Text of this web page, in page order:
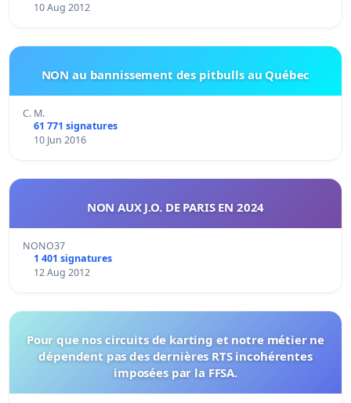
10 Aug 2012
NON au bannissement des pitbulls au Québec
C. M.
61 771 signatures
10 Jun 2016
NON AUX J.O. DE PARIS EN 2024
NONO37
1 401 signatures
12 Aug 2012
Pour que nos circuits de karting et notre métier ne
dépendent pas des dernières RTS incohérentes
imposées par la FFSA.